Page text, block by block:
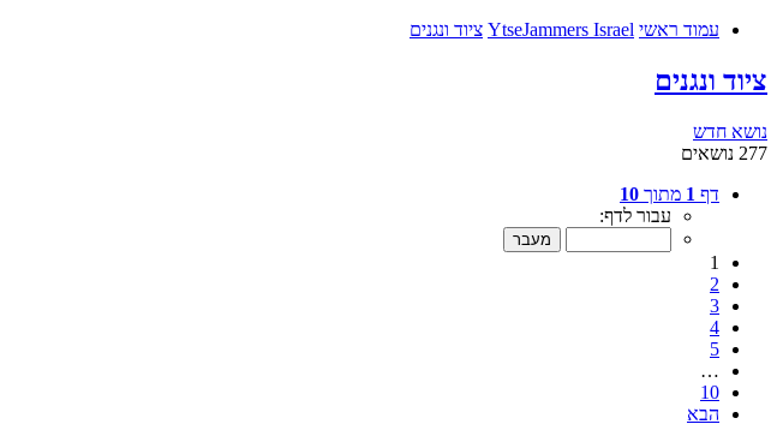
עמוד ראשי YtseJammers Israel ציוד ונגנים
ציוד ונגנים
נושא חדש
277 נושאים
דף 1 מתוך 10
עבור לדף:
1
2
3
4
5
…
10
הבא